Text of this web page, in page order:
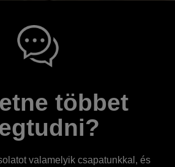
többet
valamelyik csapatunkkal, és